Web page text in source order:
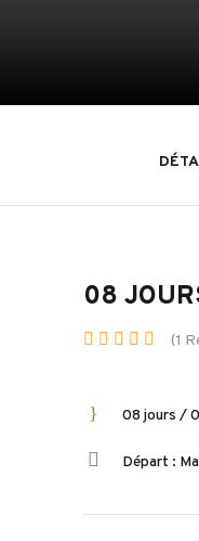
08
(1
08 jours /
Départ :